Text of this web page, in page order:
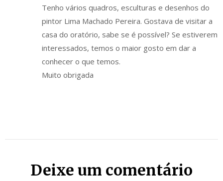
Tenho vários quadros, esculturas e desenhos do
pintor Lima Machado Pereira. Gostava de visitar a
casa do oratório, sabe se é possível? Se estiverem
interessados, temos o maior gosto em dar a
conhecer o que temos.
Muito obrigada
Deixe um comentário